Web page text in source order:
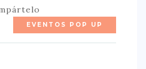
EVENTOS POP UP